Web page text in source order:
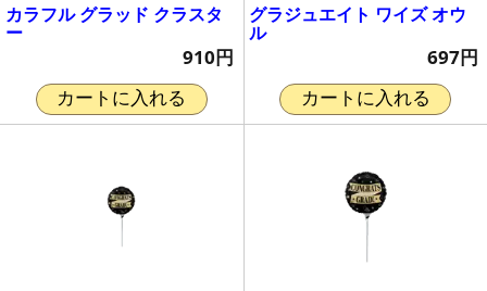
カラフル グラッド クラスタ
ー
910円
カートに入れる
グラジュエイト ワイズ オウ
ル
697円
カートに入れる